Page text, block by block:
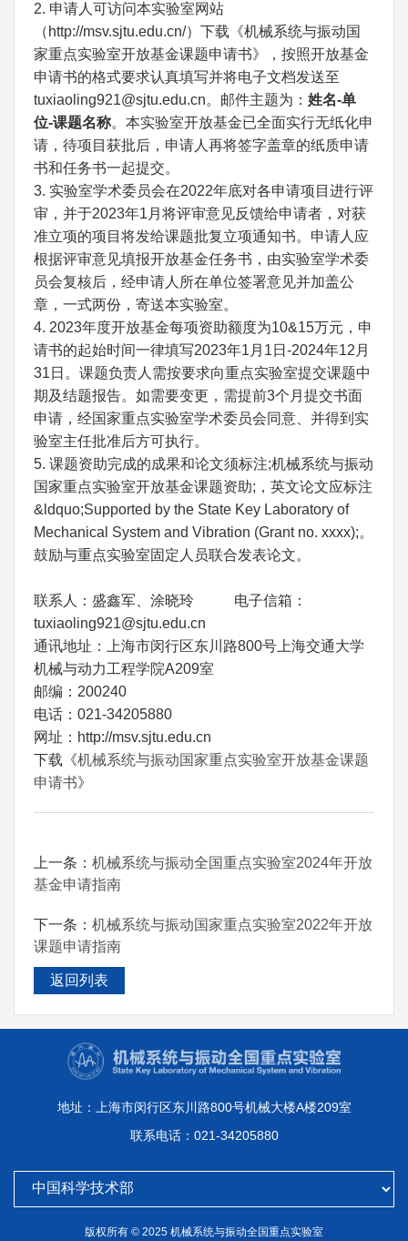
2. 申请人可访问本实验室网站
（http://msv.sjtu.edu.cn/）下载《机械系统与振动国
家重点实验室开放基金课题申请书》，按照开放基金
申请书的格式要求认真填写并将电子文档发送至
tuxiaoling921@sjtu.edu.cn。邮件主题为： 姓名-单
位-课题名称。本实验室开放基金已全面实行无纸化申
请，待项目获批后，申请人再将签字盖章的纸质申请
书和任务书一起提交。
3. 实验室学术委员会在2022年底对各申请项目进行评
审，并于2023年1月将评审意见反馈给申请者，对获
准立项的项目将发给课题批复立项通知书。申请人应
根据评审意见填报开放基金任务书，由实验室学术委
员会复核后，经申请人所在单位签署意见并加盖公
章，一式两份，寄送本实验室。
4. 2023年度开放基金每项资助额度为10&15万元，申
请书的起始时间一律填写2023年1月1日-2024年12月
31日。课题负责人需按要求向重点实验室提交课题中
期及结题报告。如需要变更，需提前3个月提交书面
申请，经国家重点实验室学术委员会同意、并得到实
验室主任批准后方可执行。
5. 课题资助完成的成果和论文须标注;机械系统与振动
国家重点实验室开放基金课题资助;，英文论文应标注
&ldquo;Supported by the State Key Laboratory of
Mechanical System and Vibration (Grant no. xxxx);。
鼓励与重点实验室固定人员联合发表论文。
联系人：盛鑫军、涂晓玲 电子信箱：
tuxiaoling921@sjtu.edu.cn
通讯地址：上海市闵行区东川路800号上海交通大学
机械与动力工程学院A209室
邮编：200240
电话：021-34205880
网址：http://msv.sjtu.edu.cn
下载《机械系统与振动国家重点实验室开放基金课题
申请书》
上一条： 机械系统与振动全国重点实验室2024年开放
基金申请指南
下一条： 机械系统与振动国家重点实验室2022年开放
课题申请指南
返回列表
地址：上海市闵行区东川路800号机械大楼A楼209室
联系电话：021-34205880
版权所有 © 2025 机械系统与振动全国重点实验室